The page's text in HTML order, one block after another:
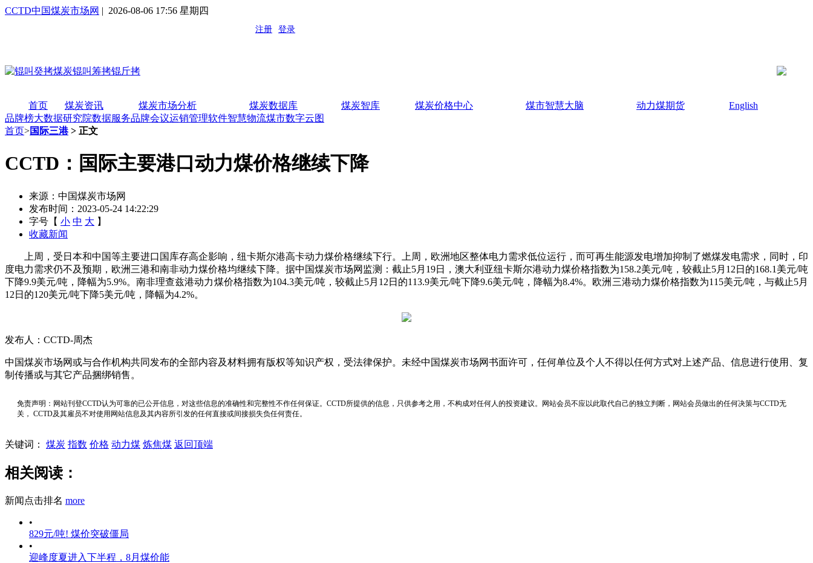
CCTD中国煤炭市场网 | 2026-08-06 17:56 星期四
首页 煤炭资讯 煤炭市场分析 煤炭数据库 煤炭智库 煤炭价格中心 煤市智慧大脑 动力煤期货
English
品牌榜大数据研究院数据服务品牌会议运销管理软件智慧物流煤市数字云图
首页>国际三港> 正文
CCTD：国际主要港口动力煤价格继续下降
来源：中国煤炭市场网
发布时间：2023-05-24 14:22:29
字号【 小 中 大 】
收藏新闻
上周，受日本和中国等主要进口国库存高企影响，纽卡斯尔港高卡动力煤价格继续下行。上周，欧洲地区整体电力需求低位运行，而可再生能源发电增加抑制了燃煤发电需求，同时，印
度电力需求仍不及预期，欧洲三港和南非动力煤价格均继续下降。据中国煤炭市场网监测：截止5月19日，澳大利亚纽卡斯尔港动力煤价格指数为158.2美元/吨，较截止5月12日的168.1美元/吨
下降9.9美元/吨，降幅为5.9%。南非理查兹港动力煤价格指数为104.3美元/吨，较截止5月12日的113.9美元/吨下降9.6美元/吨，降幅为8.4%。欧洲三港动力煤价格指数为115美元/吨，与截止5月
12日的120美元/吨下降5美元/吨，降幅为4.2%。
发布人：CCTD-周杰
中国煤炭市场网或与合作机构共同发布的全部内容及材料拥有版权等知识产权，受法律保护。未经中国煤炭市场网书面许可，任何单位及个人不得以任何方式对上述产品、信息进行使用、复
制传播或与其它产品捆绑销售。
免责声明：网站刊登CCTD认为可靠的已公开信息，对这些信息的准确性和完整性不作任何保证。CCTD所提供的信息，只供参考之用，不构成对任何人的投资建议。网站会员不应以此取代自己的独立判断，网站会员做出的任何决策与CCTD无
关， CCTD及其雇员不对使用网站信息及其内容所引发的任何直接或间接损失负任何责任。
关键词： 煤炭 指数 价格 动力煤 炼焦煤 返回顶端
相关阅读：
新闻点击排名 more
•
829元/吨! 煤价突破僵局
•
迎峰度夏进入下半程，8月煤价能